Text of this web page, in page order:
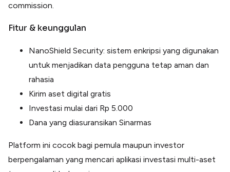
commission.
Fitur & keunggulan
NanoShield Security: sistem enkripsi yang digunakan
untuk menjadikan data pengguna tetap aman dan
rahasia
Kirim aset digital gratis
Investasi mulai dari Rp 5.000
Dana yang diasuransikan Sinarmas
Platform ini cocok bagi pemula maupun investor
berpengalaman yang mencari aplikasi investasi multi-aset